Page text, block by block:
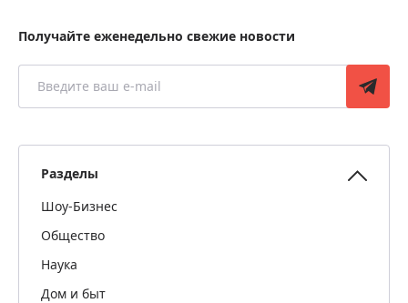
Получайте еженедельно свежие новости
Разделы
Шоу-Бизнес
Общество
Наука
Дом и быт